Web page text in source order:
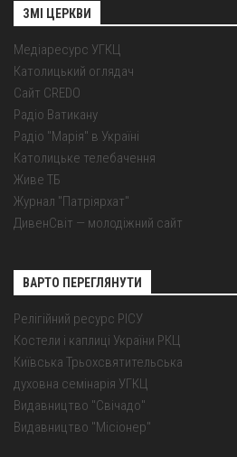
ЗМІ ЦЕРКВИ
Медіаресурс УГКЦ
Католицький оглядач
Сайт CREDO
Радіо Ватикану
Радіо "Марія" в Україні
Католицьке телебачення
Живе ТБ
Журнал "Патріярхат"
ДивенСвіт — молодіжний сайт
ВАРТО ПЕРЕГЛЯНУТИ
Релігійний ресурс РІСУ
Костели і каплиці України РКЦ
Київська Трьохсвятительська
духовна семінарія УГКЦ
Видавництво "Свічадо"
Видавництво "Місіонер"